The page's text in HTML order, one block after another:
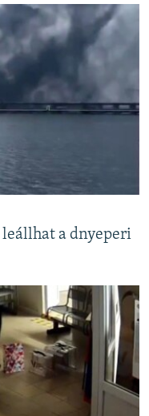
leállhat a dnyeperi